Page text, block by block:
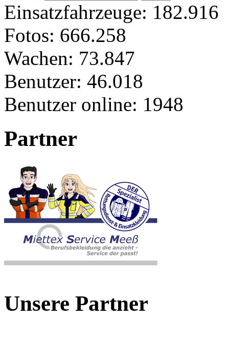
Einsatzfahrzeuge: 182.916
Fotos: 666.258
Wachen: 73.847
Benutzer: 46.018
Benutzer online: 1948
Partner
Unsere Partner